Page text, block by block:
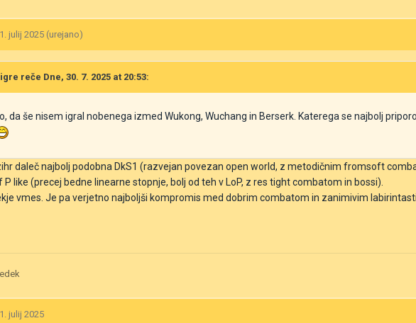
julij 2025 (urejano)
reče Dne, 30. 7. 2025 at 20:53:
da še nisem igral nobenega izmed Wukong, Wuchang in Berserk. Katerega se najbolj
daleč najbolj podobna DkS1 (razvejan povezan open world, z metodičnim fromsoft
P like (precej bedne linearne stopnje, bolj od teh v LoP, z res tight combatom in bossi).
vmes. Je pa verjetno najboljši kompromis med dobrim combatom in zanimivim
julij 2025